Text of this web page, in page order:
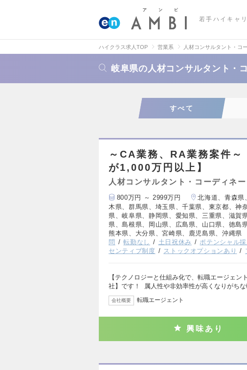
若手ハイキャ
ハイクラス求人TOP 営業系 人材コンサルタント・コ
岐阜県の人材コンサルタント・
すべて
～CA業務、RA業務案件
が1,000万円以上】
人材コンサルタント・コーディネ
800万円 ～ 2999万円
北海道、青森県
木県、群馬県、埼玉県、千葉県、東京都、神
県、岐阜県、静岡県、愛知県、三重県、滋賀
県、島根県、岡山県、広島県、山口県、徳島
熊本県、大分県、宮崎県、鹿児島県、沖縄県
問
転勤なし 土日祝休み ポテンシャル採
センティブ制度
ストックオプションあり
【テクノロジーと仕組み化で、転職エージェン
社】です！ 属人性や非効率性が高くなりがち
会社概要 転職エージェント
興味あり